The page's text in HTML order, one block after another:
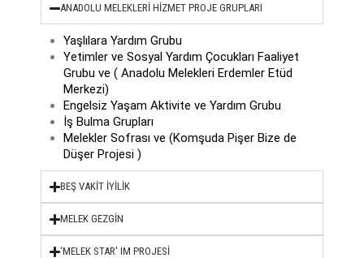
ANADOLU MELEKLERİ HİZMET PROJE GRUPLARI
Yaşlılara Yardım Grubu
Yetimler ve Sosyal Yardım Çocukları Faaliyet
Grubu ve ( Anadolu Melekleri Erdemler Etüd
Merkezi)
Engelsiz Yaşam Aktivite ve Yardım Grubu
İş Bulma Grupları
Melekler Sofrası ve (Komşuda Pişer Bize de
Düşer Projesi )
BEŞ VAKİT İYİLİK
MELEK GEZGİN
‘MELEK STAR’ IM PROJESİ